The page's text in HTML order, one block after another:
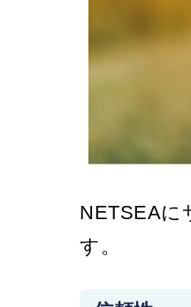
NETSEAに
す。